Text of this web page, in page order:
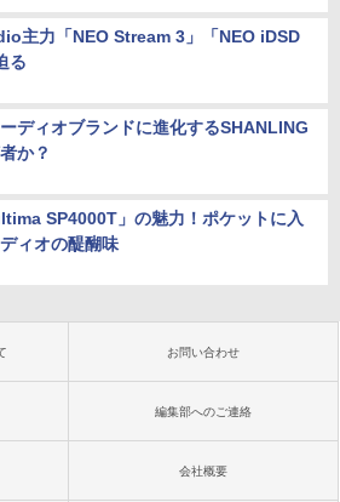
主力「NEO Stream 3」「NEO iDSD
る
ディオブランドに進化するSHANLING
か？
SP4000T」の魅力！ポケットに入
ィオの醍醐味
お問い合わせ
編集部へのご連絡
会社概要